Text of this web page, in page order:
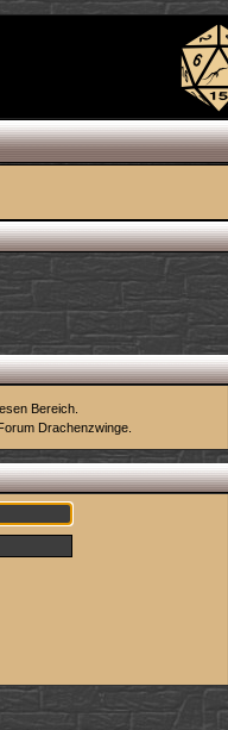
Bereich.
Drachenzwinge.